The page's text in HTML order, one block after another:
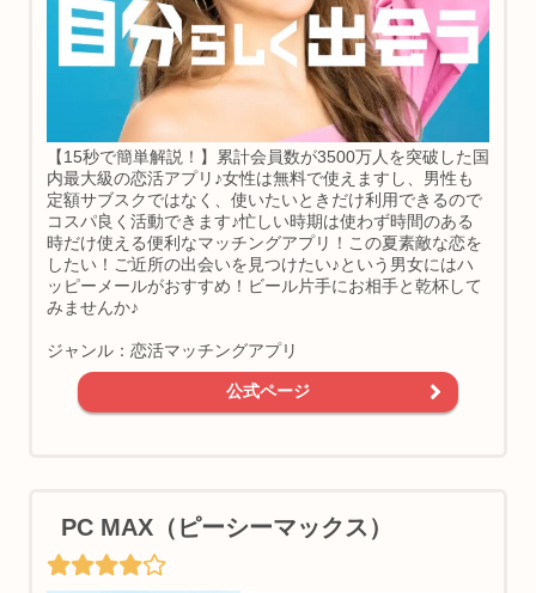
【15秒で簡単解説！】累計会員数が3500万人を突破した国
内最大級の恋活アプリ♪女性は無料で使えますし、男性も
定額サブスクではなく、使いたいときだけ利用できるので
コスパ良く活動できます♪忙しい時期は使わず時間のある
時だけ使える便利なマッチングアプリ！この夏素敵な恋を
したい！ご近所の出会いを見つけたい♪という男女にはハ
ッピーメールがおすすめ！ビール片手にお相手と乾杯して
みませんか♪
ジャンル：恋活マッチングアプリ
公式ページ
PC MAX（ピーシーマックス）